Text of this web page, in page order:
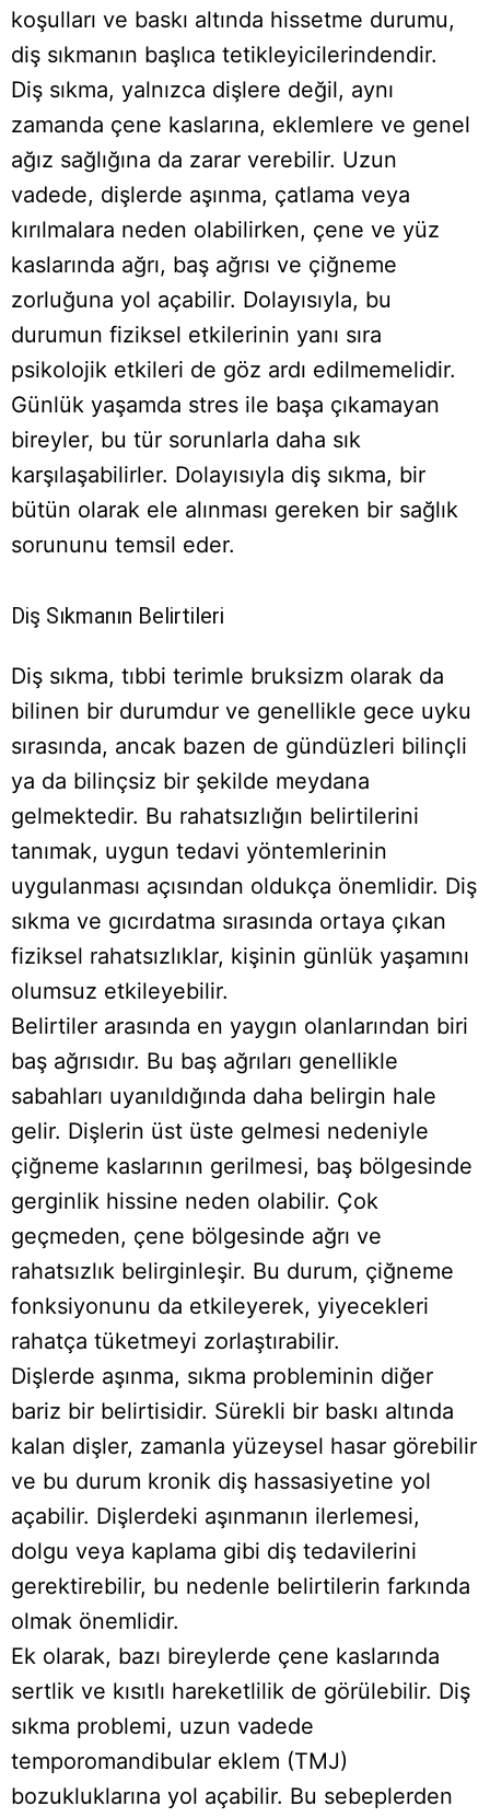
koşulları ve baskı altında hissetme durumu,
diş sıkmanın başlıca tetikleyicilerindendir.
Diş sıkma, yalnızca dişlere değil, aynı
zamanda çene kaslarına, eklemlere ve genel
ağız sağlığına da zarar verebilir. Uzun
vadede, dişlerde aşınma, çatlama veya
kırılmalara neden olabilirken, çene ve yüz
kaslarında ağrı, baş ağrısı ve çiğneme
zorluğuna yol açabilir. Dolayısıyla, bu
durumun fiziksel etkilerinin yanı sıra
psikolojik etkileri de göz ardı edilmemelidir.
Günlük yaşamda stres ile başa çıkamayan
bireyler, bu tür sorunlarla daha sık
karşılaşabilirler. Dolayısıyla diş sıkma, bir
bütün olarak ele alınması gereken bir sağlık
sorununu temsil eder.
Diş Sıkmanın Belirtileri
Diş sıkma, tıbbi terimle bruksizm olarak da
bilinen bir durumdur ve genellikle gece uyku
sırasında, ancak bazen de gündüzleri bilinçli
ya da bilinçsiz bir şekilde meydana
gelmektedir. Bu rahatsızlığın belirtilerini
tanımak, uygun tedavi yöntemlerinin
uygulanması açısından oldukça önemlidir. Diş
sıkma ve gıcırdatma sırasında ortaya çıkan
fiziksel rahatsızlıklar, kişinin günlük yaşamını
olumsuz etkileyebilir.
Belirtiler arasında en yaygın olanlarından biri
baş ağrısıdır. Bu baş ağrıları genellikle
sabahları uyanıldığında daha belirgin hale
gelir. Dişlerin üst üste gelmesi nedeniyle
çiğneme kaslarının gerilmesi, baş bölgesinde
gerginlik hissine neden olabilir. Çok
geçmeden, çene bölgesinde ağrı ve
rahatsızlık belirginleşir. Bu durum, çiğneme
fonksiyonunu da etkileyerek, yiyecekleri
rahatça tüketmeyi zorlaştırabilir.
Dişlerde aşınma, sıkma probleminin diğer
bariz bir belirtisidir. Sürekli bir baskı altında
kalan dişler, zamanla yüzeysel hasar görebilir
ve bu durum kronik diş hassasiyetine yol
açabilir. Dişlerdeki aşınmanın ilerlemesi,
dolgu veya kaplama gibi diş tedavilerini
gerektirebilir, bu nedenle belirtilerin farkında
olmak önemlidir.
Ek olarak, bazı bireylerde çene kaslarında
sertlik ve kısıtlı hareketlilik de görülebilir. Diş
sıkma problemi, uzun vadede
temporomandibular eklem (TMJ)
bozukluklarına yol açabilir. Bu sebeplerden